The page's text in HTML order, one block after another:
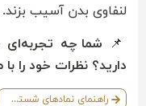
لنفاوی بدن آسیب بزند.
📌 شما چه تجربه‌ای
دارید؟ نظرات خود را
راهنمای نمادهای شستشو و مراقبت از لباس (2)